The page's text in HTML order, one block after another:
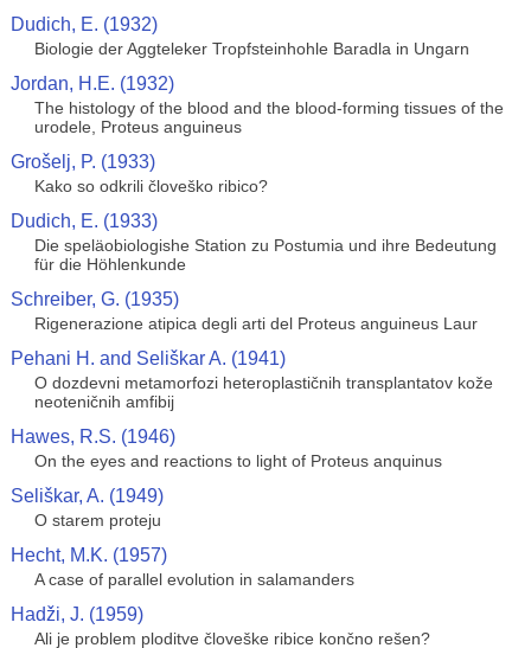
Dudich, E. (1932)
Biologie der Aggteleker Tropfsteinhohle Baradla in Ungarn
Jordan, H.E. (1932)
The histology of the blood and the blood-forming tissues of the
urodele, Proteus anguineus
Grošelj, P. (1933)
Kako so odkrili človeško ribico?
Dudich, E. (1933)
Die speläobiologishe Station zu Postumia und ihre Bedeutung
für die Höhlenkunde
Schreiber, G. (1935)
Rigenerazione atipica degli arti del Proteus anguineus Laur
Pehani H. and Seliškar A. (1941)
O dozdevni metamorfozi heteroplastičnih transplantatov kože
neoteničnih amfibij
Hawes, R.S. (1946)
On the eyes and reactions to light of Proteus anquinus
Seliškar, A. (1949)
O starem proteju
Hecht, M.K. (1957)
A case of parallel evolution in salamanders
Hadži, J. (1959)
Ali je problem ploditve človeške ribice končno rešen?